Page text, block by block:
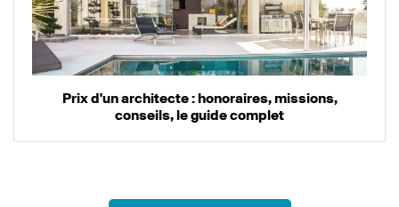
Prix d'un architecte : honoraires, missions,
conseils, le guide complet